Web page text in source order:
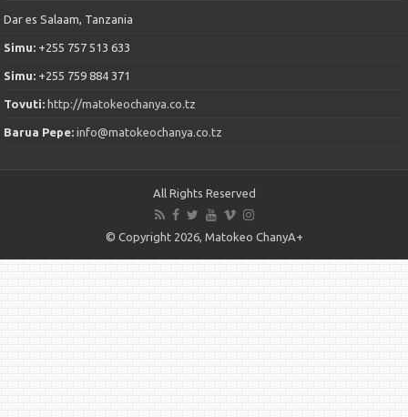
Dar es Salaam, Tanzania
Simu: +255 757 513 633
Simu: +255 759 884 371
Tovuti: http://matokeochanya.co.tz
Barua Pepe:info@matokeochanya.co.tz
All Rights Reserved
© Copyright 2026, Matokeo ChanyA+